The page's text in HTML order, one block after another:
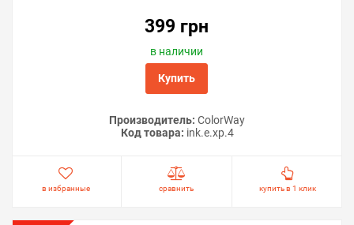
399 грн
в наличии
Купить
Производитель: ColorWay
Код товара: ink.e.xp.4
в избранные сравнить купить в 1 клик